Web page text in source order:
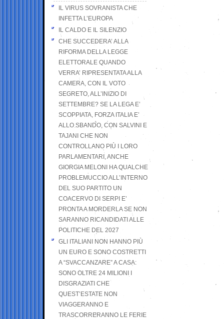
IL VIRUS SOVRANISTA CHE
INFETTA L’EUROPA
IL CALDO E IL SILENZIO
CHE SUCCEDERA’ ALLA
RIFORMA DELLA LEGGE
ELETTORALE QUANDO
VERRA’ RIPRESENTATA ALLA
CAMERA, CON IL VOTO
SEGRETO, ALL’INIZIO DI
SETTEMBRE? SE LA LEGA E’
SCOPPIATA, FORZA ITALIA E’
ALLO SBANDO, CON SALVINI E
TAJANI CHE NON
CONTROLLANO PIÙ I LORO
PARLAMENTARI, ANCHE
GIORGIA MELONI HA QUALCHE
PROBLEMUCCIO ALL’INTERNO
DEL SUO PARTITO UN
COACERVO DI SERPI E’
PRONTA A MORDERLA SE NON
SARANNO RICANDIDATI ALLE
POLITICHE DEL 2027
GLI ITALIANI NON HANNO PIÙ
UN EURO E SONO COSTRETTI
A “SVACCANZARE” A CASA:
SONO OLTRE 24 MILIONI I
DISGRAZIATI CHE
QUEST’ESTATE NON
VIAGGERANNO E
TRASCORRERANNO LE FERIE